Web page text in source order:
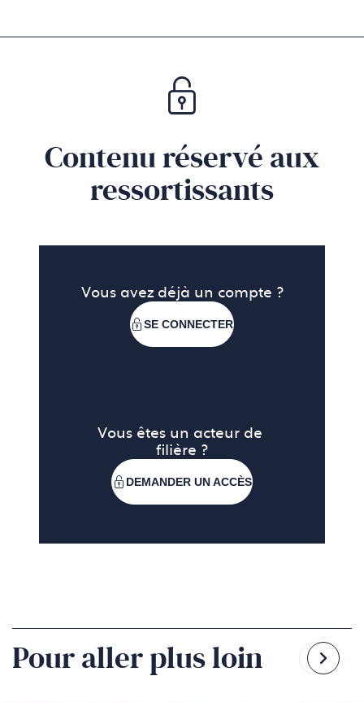
historiques et anatomiques, tout en résonnant avec
contemporaines des femmes iraniennes.
Contenu réservé aux
ressortissants
Vous avez déjà un compte ?
SE CONNECTER
Vous êtes un acteur de
filière ?
DEMANDER UN ACCÈS
Pour aller plus loin